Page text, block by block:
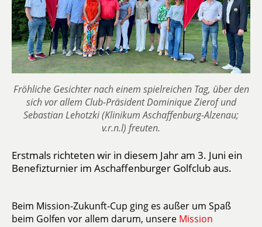
Fröhliche Gesichter nach einem spielreichen Tag, über den
sich vor allem Club-Präsident Dominique Zierof und
Sebastian Lehotzki (Klinikum Aschaffenburg-Alzenau;
v.r.n.l) freuten.
Erstmals richteten wir in diesem Jahr am 3. Juni ein
Benefizturnier im Aschaffenburger Golfclub aus.
Beim Mission-Zukunft-Cup ging es außer um Spaß
beim Golfen vor allem darum, unsere Mission